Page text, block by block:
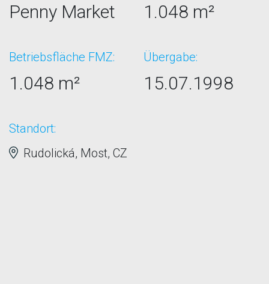
Penny Market 1.048 m²
Betriebsfläche FMZ:
1.048 m²
Übergabe:
15.07.1998
Standort:
Rudolická, Most, CZ